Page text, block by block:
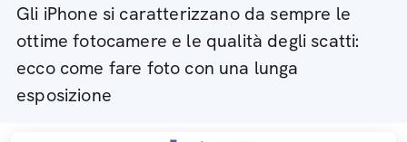
Gli iPhone si caratterizzano da sempre le
ottime fotocamere e le qualità degli scatti:
ecco come fare foto con una lunga
esposizione